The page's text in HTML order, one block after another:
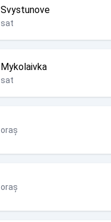
Svystunove
sat
Mykolaivka
sat
oraș
oraș